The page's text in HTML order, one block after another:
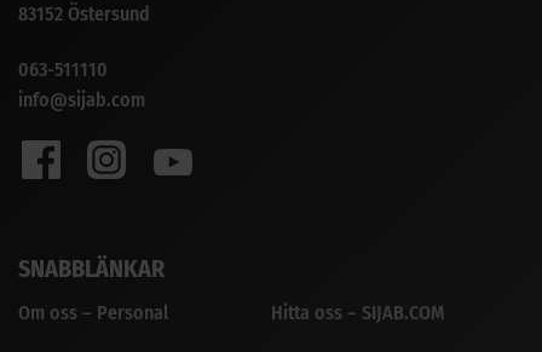
83152 Östersund
063-511110
info@sijab.com
SNABBLÄNKAR
Om oss – Personal Hitta oss – SIJAB.COM